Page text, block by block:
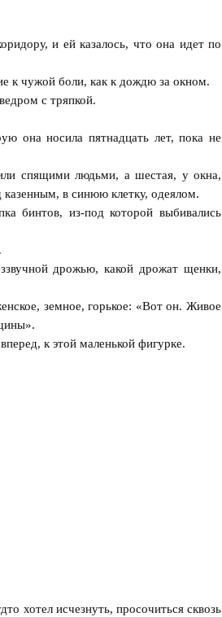
и ей казалось, что она идет по
к чужой боли, как к дождю за окном.
с тряпкой.
она носила пятнадцать лет, пока не
спящими людьми, а шестая, у окна,
казенным, в синюю клетку, одеялом.
бинтов, из-под которой выбивались
дрожью, какой дрожат щенки,
земное, горькое: «Вот он. Живое
к этой маленькой фигурке.
хотел исчезнуть, просочиться сквозь